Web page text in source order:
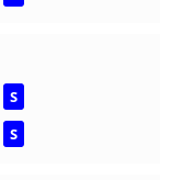
S
S